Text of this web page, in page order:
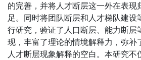
的完善，并将人才断层这一外在表现
足。同时将团队断层和人才梯队建设
行研究，验证了人口断层、能力断层
现，丰富了理论的情境解释力，弥补
人才断层现象解释的空白。本研究不